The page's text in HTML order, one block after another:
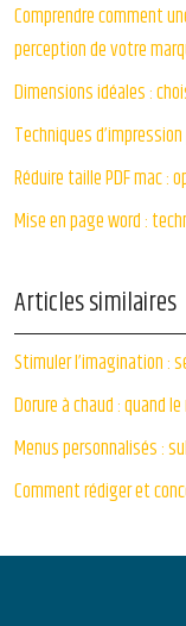
Comprendre comment
perception de votre
Dimensions idéales :
Techniques
Réduire taille PDF mac :
Mise en page word :
Articles similaires
Stimuler l’imagination :
Dorure à chaud : quand
Menus personnalisés :
Comment rédiger et